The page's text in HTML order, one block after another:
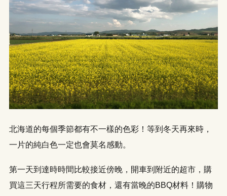
北海道的每個季節都有不一樣的色彩！等到冬天再來時，
一片的純白色一定也會莫名感動。
第一天到達時時間比較接近傍晚，開車到附近的超市，購
買這三天行程所需要的食材，還有當晚的BBQ材料！購物